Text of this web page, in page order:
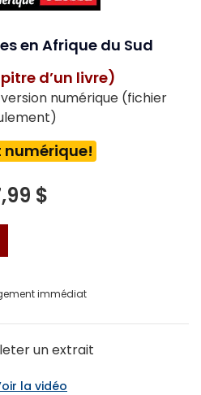
en Afrique du Sud
d’un livre)
numérique (fichier
numérique!
$
immédiat
un extrait
la vidéo